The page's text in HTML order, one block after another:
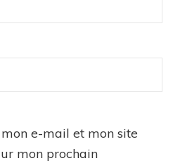
e-mail et mon site
mon prochain